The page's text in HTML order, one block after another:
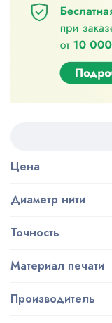
Цена
Диаметр нити
Точность
Материал печати
Производитель